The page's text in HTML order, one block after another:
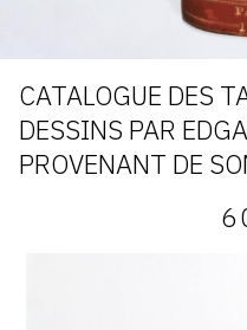
CATALOGUE DES
DESSINS PAR
PROVENANT DE
6